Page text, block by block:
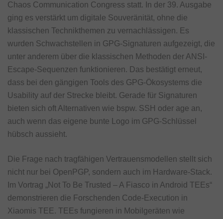
Chaos Communication Congress statt. In der 39. Ausgabe
ging es verstärkt um digitale Souveränität, ohne die
klassischen Technikthemen zu vernachlässigen. Es
wurden Schwachstellen in GPG-Signaturen aufgezeigt, die
unter anderem über die klassischen Methoden der ANSI-
Escape-Sequenzen funktionieren. Das bestätigt erneut,
dass bei den gängigen Tools des GPG-Ökosystems die
Usability auf der Strecke bleibt. Gerade für Signaturen
bieten sich oft Alternativen wie bspw. SSH oder age an,
auch wenn das eigene bunte Logo im GPG-Schlüssel
hübsch aussieht.
Die Frage nach tragfähigen Vertrauensmodellen stellt sich
nicht nur bei OpenPGP, sondern auch im Hardware‑Stack.
Im Vortrag „Not To Be Trusted – A Fiasco in Android TEEs“
demonstrieren die Forschenden Code‑Execution in
Xiaomis TEE. TEEs fungieren in Mobilgeräten wie